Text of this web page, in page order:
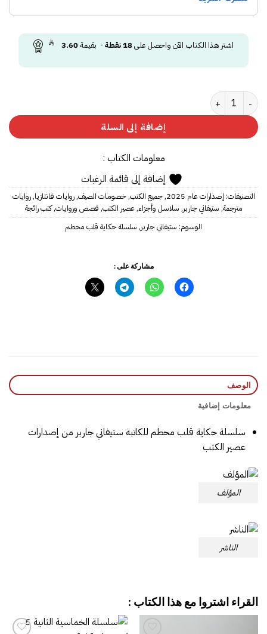
اشتر هذا الكتاب الآن واحصل على18نقطة- بقيمة3.60
كمية سلسلة حكاية قلب محطم
إضافة إلى السلة
معلومات الكتاب :
إضافة إلى قائمة الرغبات
التصنيفات:إصدارات عام 2025 ,جميع الكتب,خصومات الصيف,روايات فانتازيا,روايات
مترجمة, ستيفاني جاربر, سلاسل وأجزاء,عصير الكتب, قصص وروايات,كتب رائجة
الوسوم: ستيفاني جاربر, سلسلة حكاية قلب محطم
مشاركة على :
الوصف
معلومات إضافية
سلسلة حكاية قلب محطم للكاتبة ستيفاني جاربر من إصدارات
عصير الكتب
المؤلف
الناشر
القراء اشتروا مع هذا الكتاب :